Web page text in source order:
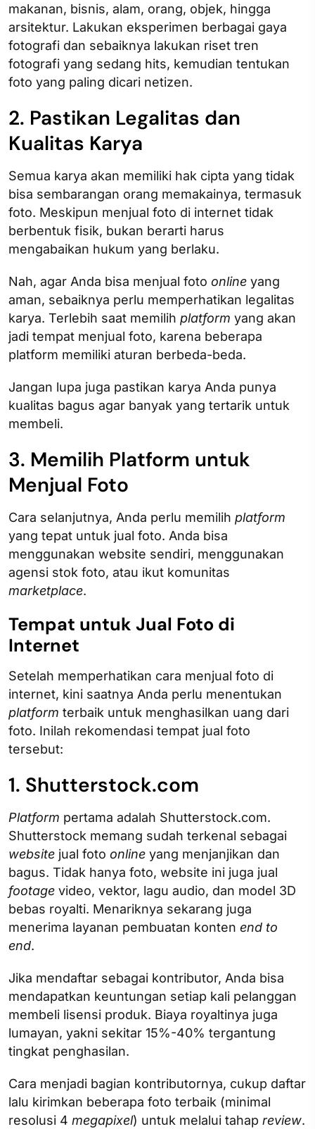
makanan, bisnis, alam, orang, objek, hingga
arsitektur. Lakukan eksperimen berbagai gaya
fotografi dan sebaiknya lakukan riset tren
fotografi yang sedang hits, kemudian tentukan
foto yang paling dicari netizen.
2. Pastikan Legalitas dan
Kualitas Karya
Semua karya akan memiliki hak cipta yang tidak
bisa sembarangan orang memakainya, termasuk
foto. Meskipun menjual foto di internet tidak
berbentuk fisik, bukan berarti harus
mengabaikan hukum yang berlaku.
Nah, agar Anda bisa menjual foto online yang
aman, sebaiknya perlu memperhatikan legalitas
karya. Terlebih saat memilih platform yang akan
jadi tempat menjual foto, karena beberapa
platform memiliki aturan berbeda-beda.
Jangan lupa juga pastikan karya Anda punya
kualitas bagus agar banyak yang tertarik untuk
membeli.
3. Memilih Platform untuk
Menjual Foto
Cara selanjutnya, Anda perlu memilih platform
yang tepat untuk jual foto. Anda bisa
menggunakan website sendiri, menggunakan
agensi stok foto, atau ikut komunitas
marketplace.
Tempat untuk Jual Foto di
Internet
Setelah memperhatikan cara menjual foto di
internet, kini saatnya Anda perlu menentukan
platform terbaik untuk menghasilkan uang dari
foto. Inilah rekomendasi tempat jual foto
tersebut:
1. Shutterstock.com
Platform pertama adalah Shutterstock.com.
Shutterstock memang sudah terkenal sebagai
website jual foto online yang menjanjikan dan
bagus. Tidak hanya foto, website ini juga jual
footage video, vektor, lagu audio, dan model 3D
bebas royalti. Menariknya sekarang juga
menerima layanan pembuatan konten end to
end.
Jika mendaftar sebagai kontributor, Anda bisa
mendapatkan keuntungan setiap kali pelanggan
membeli lisensi produk. Biaya royaltinya juga
lumayan, yakni sekitar 15%-40% tergantung
tingkat penghasilan.
Cara menjadi bagian kontributornya, cukup daftar
lalu kirimkan beberapa foto terbaik (minimal
resolusi 4 megapixel) untuk melalui tahap review.